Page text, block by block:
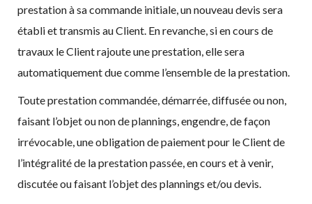
prestation à sa commande initiale, un nouveau devis sera
établi et transmis au Client. En revanche, si en cours de
travaux le Client rajoute une prestation, elle sera
automatiquement due comme l’ensemble de la prestation.
Toute prestation commandée, démarrée, diffusée ou non,
faisant l’objet ou non de plannings, engendre, de façon
irrévocable, une obligation de paiement pour le Client de
l’intégralité de la prestation passée, en cours et à venir,
discutée ou faisant l’objet des plannings et/ou devis.